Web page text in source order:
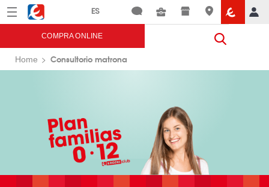
Menú Eroski
COMPRA ONLINE
Home Consultorio matrona